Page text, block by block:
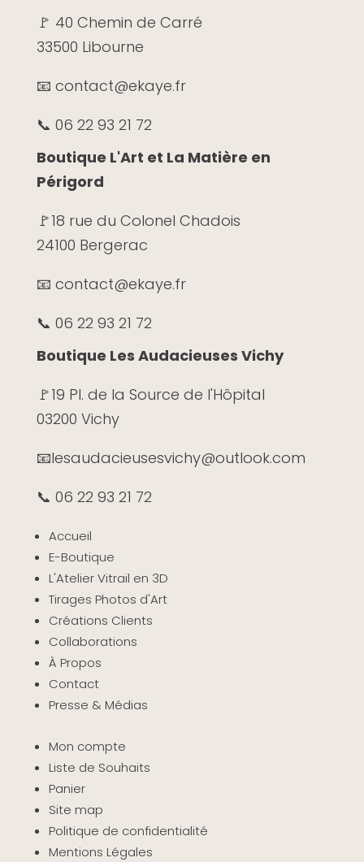
🚩 40 Chemin de Carré
33500 Libourne
📧 contact@ekaye.fr
📞 06 22 93 21 72
Boutique L'Art et La Matière en
Périgord
🚩18 rue du Colonel Chadois
24100 Bergerac
📧 contact@ekaye.fr
📞 06 22 93 21 72
Boutique Les Audacieuses Vichy
🚩19 Pl. de la Source de l'Hôpital
03200 Vichy
📧lesaudacieusesvichy@outlook.com
📞 06 22 93 21 72
Accueil
E-Boutique
L'Atelier Vitrail en 3D
Tirages Photos d'Art
Créations Clients
Collaborations
À Propos
Contact
Presse & Médias
Mon compte
Liste de Souhaits
Panier
Site map
Politique de confidentialité
Mentions Légales